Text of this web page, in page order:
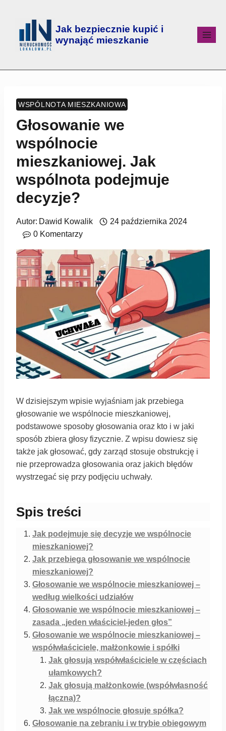
Jak bezpiecznie kupić i
wynająć mieszkanie
WSPÓLNOTA MIESZKANIOWA
Głosowanie we
wspólnocie
mieszkaniowej. Jak
wspólnota podejmuje
decyzje?
Autor: Dawid Kowalik
24 października 2024
0 Komentarzy
W dzisiejszym wpisie wyjaśniam jak przebiega
głosowanie we wspólnocie mieszkaniowej,
podstawowe sposoby głosowania oraz kto i w jaki
sposób zbiera głosy fizycznie. Z wpisu dowiesz się
także jak głosować, gdy zarząd stosuje obstrukcję i
nie przeprowadza głosowania oraz jakich błędów
wystrzegać się przy podjęciu uchwały.
Spis treści
Jak podejmuje się decyzje we wspólnocie
mieszkaniowej?
Jak przebiega głosowanie we wspólnocie
mieszkaniowej?
Głosowanie we wspólnocie mieszkaniowej –
według wielkości udziałów
Głosowanie we wspólnocie mieszkaniowej –
zasada „jeden właściciel-jeden głos”
Głosowanie we wspólnocie mieszkaniowej –
współwłaściciele, małżonkowie i spółki
Jak głosują współwłaściciele w częściach
ułamkowych?
Jak głosują małżonkowie (współwłasność
łączna)?
Jak we wspólnocie głosuje spółka?
Głosowanie na zebraniu i w trybie obiegowym